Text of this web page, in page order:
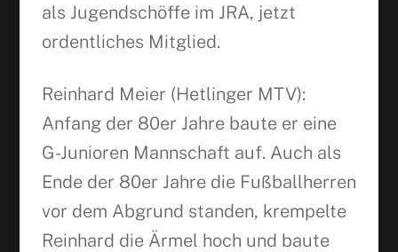
als Jugendschöffe im JRA, jetzt
ordentliches Mitglied.
Reinhard Meier (Hetlinger MTV):
Anfang der 80er Jahre baute er eine
G-Junioren Mannschaft auf. Auch als
Ende der 80er Jahre die Fußballherren
vor dem Abgrund standen, krempelte
Reinhard die Ärmel hoch und baute